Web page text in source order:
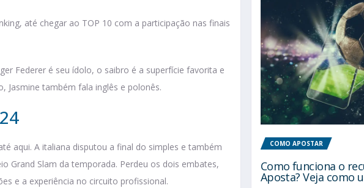
até chegar ao TOP 10 com a participação nas finais
Federer é seu ídolo, o saibro é a superfície favorita e
Jasmine também fala inglês e polonês.
aqui. A italiana disputou a final do simples e também
Grand Slam da temporada. Perdeu os dois embates,
e a experiência no circuito profissional.
COMO APOSTAR
Como funciona o
Aposta? Veja como